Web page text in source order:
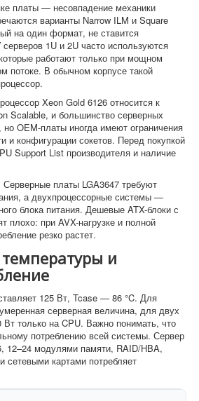
платы — несовпадение механики
варианты Narrow ILM и Square
на один формат, не ставится
1U и 2U часто используются
работают только при мощном
потоке. В обычном корпусе такой
Xeon Gold 6126 относится к
Scalable, и большинство серверных
но OEM-платы иногда имеют ограничения
и конфигурации сокетов. Перед покупкой
Support List производителя и наличие
платы LGA3647 требуют
а двухпроцессорные системы —
блока питания. Дешевые ATX-блоки с
плохо: при AVX-нагрузке и полной
резко растет.
и
125 Вт, Tcase — 86 °C. Для
серверная величина, для двух
только на CPU. Важно понимать, что
потреблению всей системы. Сервер
12–24 модулями памяти, RAID/HBA,
сетевыми картами потребляет